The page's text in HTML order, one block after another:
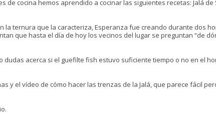
de cocina hemos aprendido a cocinar las siguientes recetas: Jalá de
la ternura que la caracteriza, Esperanza fue creando durante dos
que hasta el día de hoy los vecinos del lugar se preguntan “de
dudas acerca si el guefilte fish estuvo suficiente tiempo o no en el
y el vídeo de cómo hacer las trenzas de la Jalá, que parece fácil